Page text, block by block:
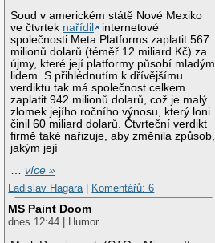
Soud v americkém státě Nové Mexiko
ve čtvrtek nařídil
internetové
společnosti Meta Platforms zaplatit 567
milionů dolarů (téměř 12 miliard Kč) za
újmy, které její platformy působí mladým
lidem. S přihlédnutím k dřívějšímu
verdiktu tak má společnost celkem
zaplatit 942 milionů dolarů, což je malý
zlomek jejího ročního výnosu, který loni
činil 60 miliard dolarů. Čtvrteční verdikt
firmě také nařizuje, aby změnila způsob,
jakým její
…více »
Ladislav Hagara
Komentářů: 6
MS Paint Doom
dnes 12:44 | Humor